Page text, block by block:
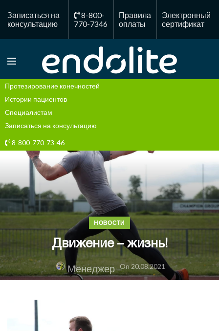
Записаться на
консультацию
8-800-
770-7346
Правила
оплаты
Электронный
сертификат
Протезирование конечностей
Истории пациентов
Специалистам
Записаться на консультацию
8-800-770-73-46
Правила оплаты
Электронный сертификат
НОВОСТИ
Движение – жизнь!
Менеджер On 20.08.2021